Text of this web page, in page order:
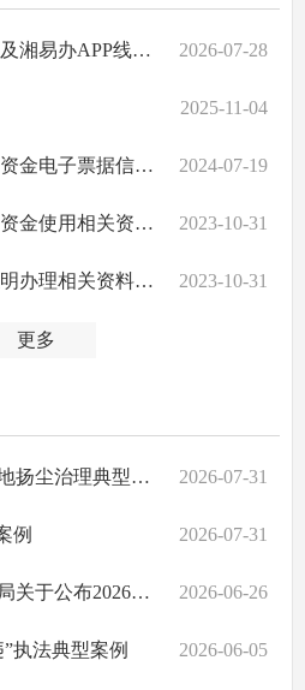
2026-07-28
报新建房屋白蚁预防的说明
2025-11-04
2024-07-19
子票据信息查询
2023-10-31
用相关资料下载
2023-10-31
理相关资料下载
更多
2026-07-31
2026年建筑施工在建工地扬尘治理典型案例
2026-07-31
例
2026-06-26
常德市住房和城乡建设局关于公布2026年第一批建筑施工重大事故隐患典型案例的通报
2026-06-05
执法典型案例